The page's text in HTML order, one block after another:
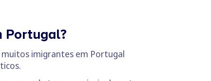
Portugal?
imigrantes em Portugal